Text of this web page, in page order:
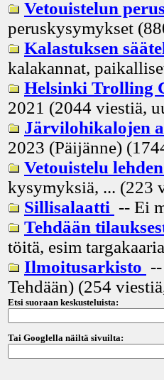
Vetouistelun
peruskysymykset
Kalastuksen
kalakannat,
Helsinki Trolling
2021 (2044 viestiä,
Järvilohikalojen
2023 (Päijänne)
Vetouistelu
kysymyksiä, ... (223
Sillisalaatti -- Ei
Tehdään
töitä, esim
Ilmoitusarkisto
Tehdään) (254
Etsi suoraan keskusteluista:
Tai Googlella näiltä sivuilta: